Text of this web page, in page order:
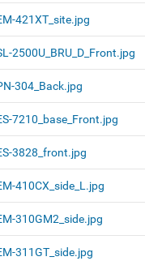
421XT_site.jpg
2500U_BRU_D_Front.jpg
304_Back.jpg
7210_base_Front.jpg
3828_front.jpg
410CX_side_L.jpg
310GM2_side.jpg
311GT_side.jpg